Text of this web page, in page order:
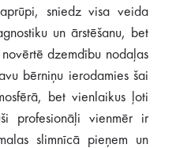
sniedz visa veida
un ārstēšanu, bet
dzemdību nodaļas
bērniņu ierodamies šai
bet vienlaikus ļoti
profesionāļi vienmēr ir
slimnīcā pieņem un